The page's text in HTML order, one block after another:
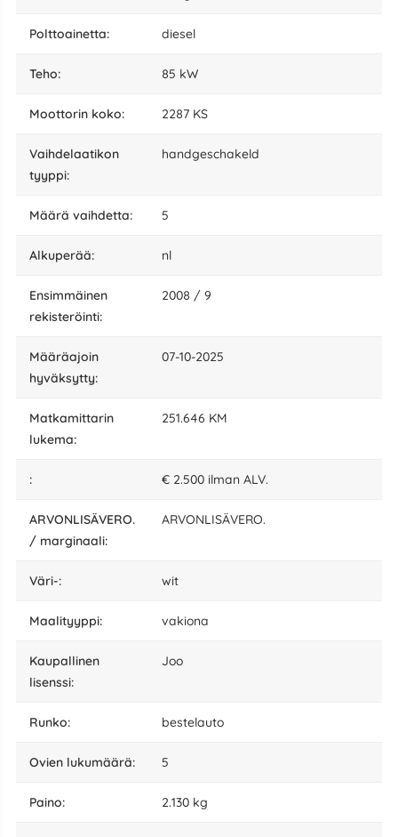
polttoainetta: diesel
teho: 85 kW
moottorin koko: 2287 KS
vaihdelaatikon
tyyppi:
handgeschakeld
määrä vaihdetta: 5
alkuperää: nl
Ensimmäinen
rekisteröinti:
2008 / 9
määräajoin
hyväksytty:
07-10-2025
matkamittarin
lukema:
251.646 KM
: € 2.500 ilman ALV.
ARVONLISÄVERO.
/ marginaali:
ARVONLISÄVERO.
väri-: wit
maalityyppi: vakiona
kaupallinen
lisenssi:
Joo
runko: bestelauto
ovien lukumäärä: 5
paino: 2.130 kg